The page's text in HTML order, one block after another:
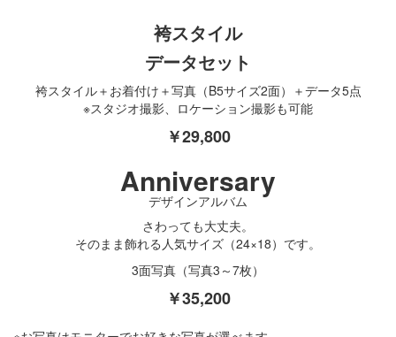
袴スタイル
データセット
袴スタイル＋お着付け＋写真（B5サイズ2面）＋データ5点
※スタジオ撮影、ロケーション撮影も可能
￥29,800
Anniversary
デザインアルバム
さわっても大丈夫。
そのまま飾れる人気サイズ （24×18） です。
3面写真（写真3～7枚）
￥35,200